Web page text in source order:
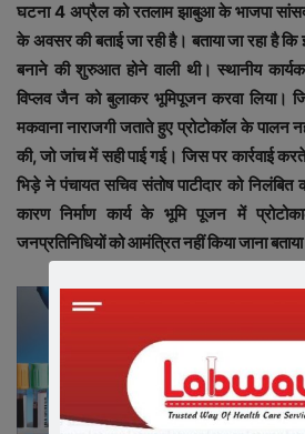
घटना 4 अप्रैल को रतलाम झाबुआ के भाजपा
के अवसर की बताई जा रही है। बताया जा रहा है
बनाने की शुरुआत होने वाली थी। स्थानीय
विप्लव जैन को बुलाकर भूमिपूजन करवा लिया।
मकवाना नाराजगी जताते हुए प्रोटोकॉल के पालन
की, जो जांच में सही पाई गई। जिस पर कार्रवाई
भिड़े ने पंचायत सचिव संतोष पाटीदार को
कारण निर्माण कार्य के भूमि पूजन में
जनप्रतिनिधियों को आमंत्रित नहीं किया जाना